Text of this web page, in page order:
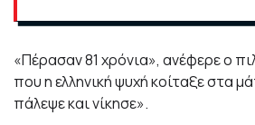
«Πέρασαν 81 χρόνια», ανέφερε ο
που η ελληνική ψυχή κοίταξε στα
πάλεψε και νίκησε».